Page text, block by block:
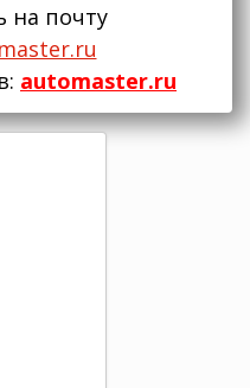
на почту
automaster.ru